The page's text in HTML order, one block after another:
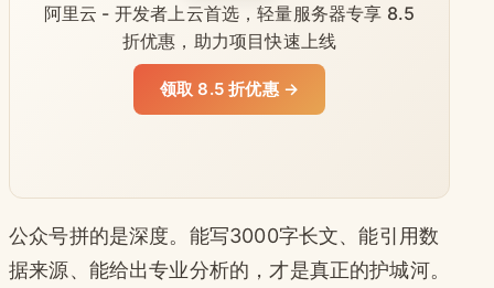
阿里云 - 开发者上云首选，轻量服务器专享 8.5
折优惠，助力项目快速上线
领取 8.5 折优惠 →
公众号拼的是深度。能写3000字长文、能引用数
据来源、能给出专业分析的，才是真正的护城河。